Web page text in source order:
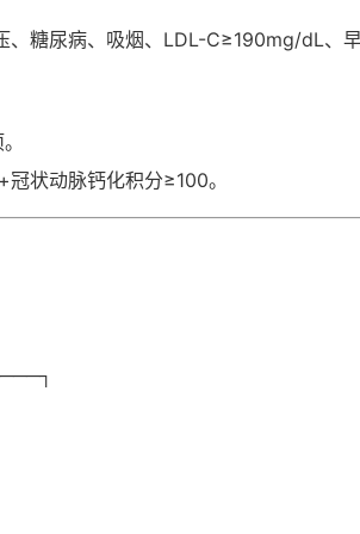
糖尿病、吸烟、LDL-C≥190mg/dL、早
状动脉钙化积分≥100。